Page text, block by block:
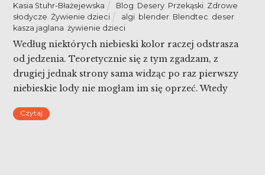
Kasia Stuhr-Błażejewska Blog Desery Przekąski Zdrowe
słodycze ,Żywienie dzieci algi blender Blendtec deser
kasza jaglana ,żywienie dzieci
Według niektórych niebieski kolor raczej odstrasza
od jedzenia. Teoretycznie się z tym zgadzam, z
drugiej jednak strony sama widząc po raz pierwszy
niebieskie lody nie mogłam im się oprzeć. Wtedy
guma balonowa, eksperymentu już nie powtórzyłam.
Czytaj